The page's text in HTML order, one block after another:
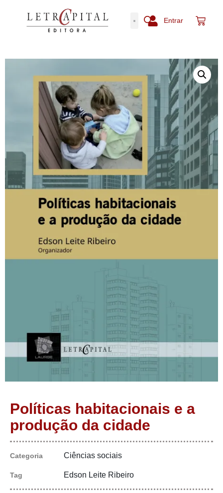
Entrar
Políticas habitacionais e a
produção da cidade
Categoria Ciências sociais
Tag Edson Leite Ribeiro